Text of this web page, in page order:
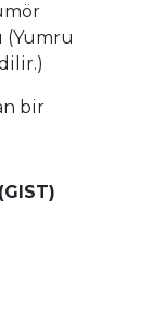
(Yumru
bir